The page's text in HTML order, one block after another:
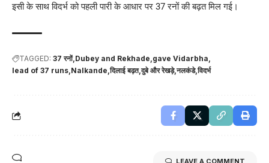
इसी के साथ विदर्भ को पहली पारी के आधार पर 37 रनों की बढ़त मिल गई।
TAGGED: 37 रनों Dubey and Rekhade gave Vidarbha
lead of 37 runs Nalkande दिलाई बढ़त दुबे और रेखड़े नलकंडे विदर्भ
LEAVE A COMMENT